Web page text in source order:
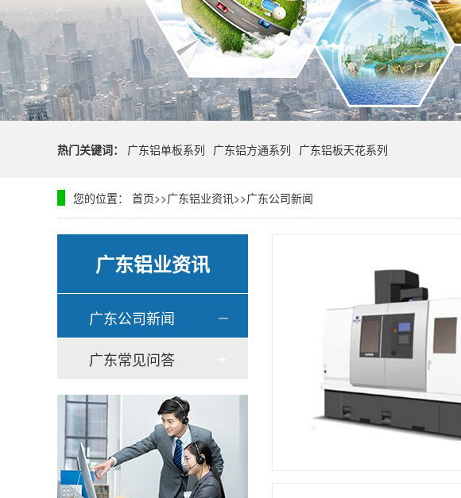
热门关键词： 广东铝单板系列 广东铝方通系列 广东铝板天花系列
您的位置： 首页>>广东铝业资讯>>广东公司新闻
广东铝业资讯
广东公司新闻
广东常见问答